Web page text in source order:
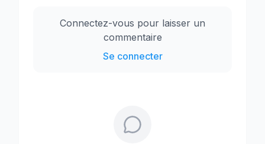
Connectez-vous pour laisser un
commentaire
Se connecter